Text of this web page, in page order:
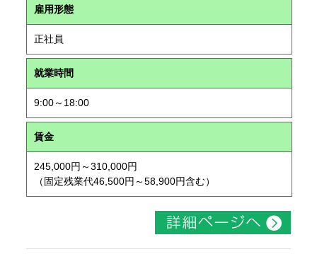
雇用形態
正社員
就業時間
9:00～18:00
賃金
245,000円～310,000円
（固定残業代46,500円～58,900円含む）